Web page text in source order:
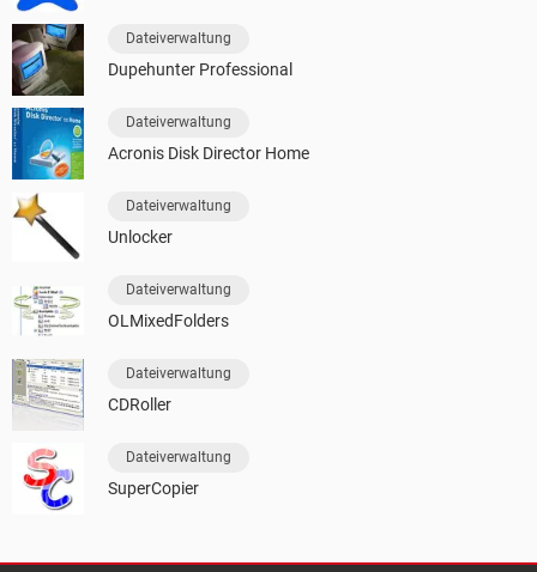
Dateiverwaltung
Dupehunter Professional
Dateiverwaltung
Acronis Disk Director Home
Dateiverwaltung
Unlocker
Dateiverwaltung
OLMixedFolders
Dateiverwaltung
CDRoller
Dateiverwaltung
SuperCopier